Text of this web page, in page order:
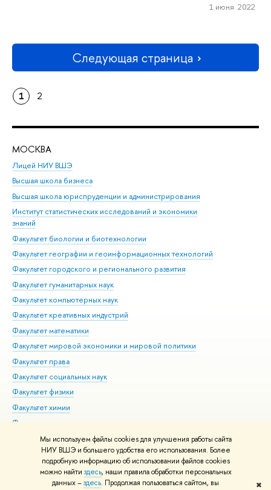
Мы используем файлы cookies для улучшения работы сайта
НИУ ВШЭ и большего удобства его использования. Более
подробную информацию об использовании файлов cookies
можно найти здесь, наши правила обработки персональных
данных –здесь. Продолжая пользоваться сайтом, вы
✖
1 июня 2022
Следующая страница
1 2
МОСКВА
Лицей НИУ ВШЭ
Высшая школа бизнеса
Высшая школа юриспруденции и администрирования
Институт статистических исследований и экономики
знаний
Факультет биологии и биотехнологии
Факультет географии и геоинформационных технологий
Факультет городского и регионального развития
Факультет гуманитарных наук
Факультет компьютерных наук
Факультет креативных индустрий
Факультет математики
Факультет мировой экономики и мировой политики
Факультет права
Факультет социальных наук
Факультет физики
Факультет химии
Факультет экономических наук
Международный институт экономики и финансов
Московский институт электроники и математики им. А.Н.
Тихонова